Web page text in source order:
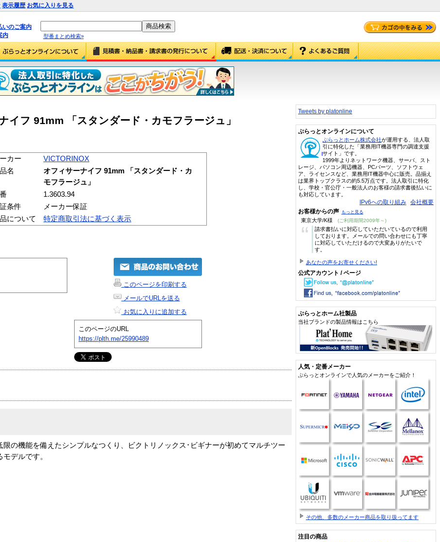
表示履歴 お気に入りを見る
いのご案内
内
型番まとめ検索»
イフ 91mm 「スタンダード・カモフラージュ」
カー
VICTORINOX
名
オフィサーナイフ 91mm 「スタンダード・カ
モフラージュ」
1.3603.94
条件
メーカー保証
について
特定商取引法に基づく表示
このページを印刷する
メールでURLを送る
お気に入りに追加する
このページのURL
https://plth.me/25990489
の機能を備えたシンプルなつくり、ビクトリノックス･ビギナーが初めてマルチツー
デルです。
Tweets by platonline
ぷらっとオンラインについて
ぷらっとホーム株式会社が運用する、法人取
引に特化した「業務用IT機器専門の調達支援
サイト」です。
1999年よりネットワーク機器、サーバ、スト
レージ、パソコン周辺機器、PCパーツ、ソフトウェ
ア、ライセンスなど、業務用IT機器中心に販売。品揃え
は業界トップクラスの約5.5万点です。法人取引に特化
し、学校・官公庁・一般法人のお客様の請求書後払いに
も対応しています。
IPv6への取り組み 会社概要
お客様からの声 もっと見る
東京大学/K様 (ご利用期間2009年～)
“
請求書払いに対応していただいているので利用
しております。メールでの問い合わせにも丁寧
に対応していただけるので大変ありがたいで
す。
あなたの声をお寄せください!
公式アカウント / ページ
ぷらっとホーム社製品
当社ブランドの製品情報はこちら
人気・定番メーカー
ぷらっとオンラインで人気のメーカーをご紹介！
その他、多数のメーカー商品を取り扱ってます
注目の商品